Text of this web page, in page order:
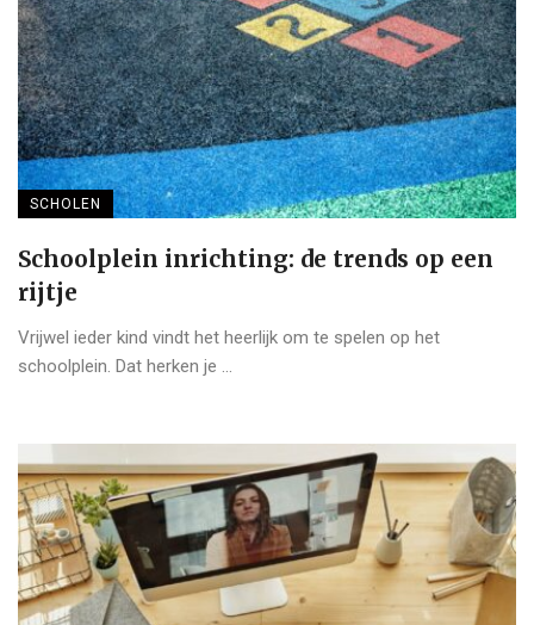
SCHOLEN
Schoolplein inrichting: de trends op een
rijtje
Vrijwel ieder kind vindt het heerlijk om te spelen op het
schoolplein. Dat herken je ...